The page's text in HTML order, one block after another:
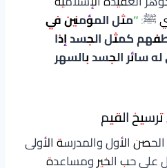
ﷺ:“مثل المؤمنين في
كمثل الجسد إذا
سائر الجسد بالسهر
القيم
الأول والمدرسة الأولى
على حب الخير ومساعدة